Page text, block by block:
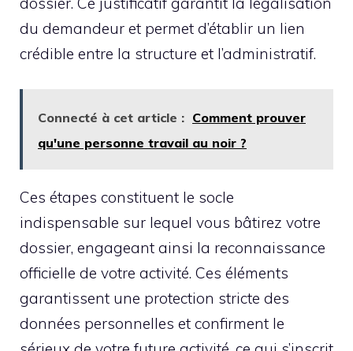
du demandeur et permet d’établir un lien
crédible entre la structure et l’administratif.
Connecté à cet article : Comment prouver
qu'une personne travail au noir ?
Ces étapes constituent le socle
indispensable sur lequel vous bâtirez votre
dossier, engageant ainsi la reconnaissance
officielle de votre activité. Ces éléments
garantissent une protection stricte des
données personnelles et confirment le